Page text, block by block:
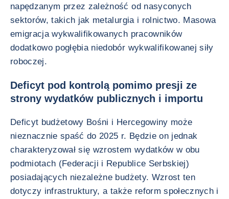
napędzanym przez zależność od nasyconych
sektorów, takich jak metalurgia i rolnictwo. Masowa
emigracja wykwalifikowanych pracowników
dodatkowo pogłębia niedobór wykwalifikowanej siły
roboczej.
Deficyt pod kontrolą pomimo presji ze
strony wydatków publicznych i importu
Deficyt budżetowy Bośni i Hercegowiny może
nieznacznie spaść do 2025 r. Będzie on jednak
charakteryzował się wzrostem wydatków w obu
podmiotach (Federacji i Republice Serbskiej)
posiadających niezależne budżety. Wzrost ten
dotyczy infrastruktury, a także reform społecznych i